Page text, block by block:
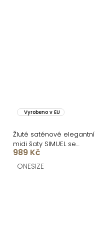
Vyrobeno v EU
Žluté saténové elegantní
midi šaty SIMUEL se
šněrováním
989 Kč
ONESIZE